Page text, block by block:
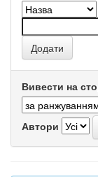
Вивести на
Автори